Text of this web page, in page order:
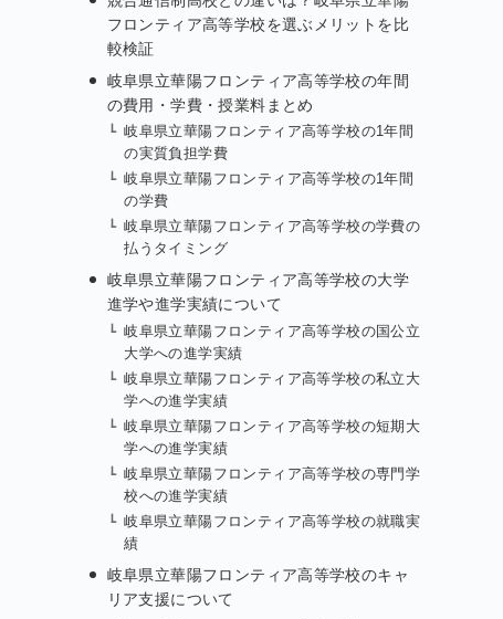
フロンティア高等学校を選ぶメリットを比
較検証
岐阜県立華陽フロンティア高等学校の年間
の費用・学費・授業料まとめ
岐阜県立華陽フロンティア高等学校の1年間
の実質負担学費
岐阜県立華陽フロンティア高等学校の1年間
の学費
岐阜県立華陽フロンティア高等学校の学費の
払うタイミング
岐阜県立華陽フロンティア高等学校の大学
進学や進学実績について
岐阜県立華陽フロンティア高等学校の国公立
大学への進学実績
岐阜県立華陽フロンティア高等学校の私立大
学への進学実績
岐阜県立華陽フロンティア高等学校の短期大
学への進学実績
岐阜県立華陽フロンティア高等学校の専門学
校への進学実績
岐阜県立華陽フロンティア高等学校の就職実
績
岐阜県立華陽フロンティア高等学校のキャ
リア支援について